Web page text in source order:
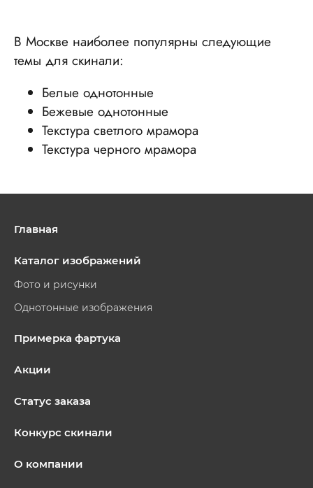
В Москве наиболее популярны следующие
темы для скинали:
Белые однотонные
Бежевые однотонные
Текстура светлого мрамора
Текстура черного мрамора
Главная
Каталог изображений
Фото и рисунки
Однотонные изображения
Примерка фартука
Акции
Статус заказа
Конкурс скинали
О компании